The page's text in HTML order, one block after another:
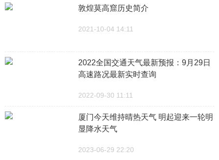
敦煌莫高窟历史简介
2021-10-04 14:11
2022全国交通天气最新预报：9月29日
高速路况最新实时查询
2022-09-30 11:11
厦门今天维持晴热天气 明起迎来一轮明
显降水天气
2023-06-29 22:20